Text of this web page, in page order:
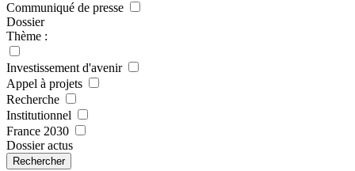
Communiqué de presse
Dossier
Thème :
Investissement d'avenir
Appel à projets
Recherche
Institutionnel
France 2030
Dossier actus
Rechercher